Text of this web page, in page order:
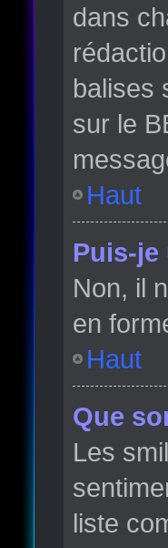
dans
balises
sur le
Haut
Puis-je
Non, il
en
Haut
Que
Les
liste